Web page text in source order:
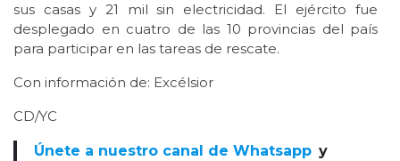
sus casas y 21 mil sin electricidad. El ejército fue
desplegado en cuatro de las 10 provincias del país
para participar en las tareas de rescate.
Con información de: Excélsior
CD/YC
Únete a nuestro canal de Whatsapp y